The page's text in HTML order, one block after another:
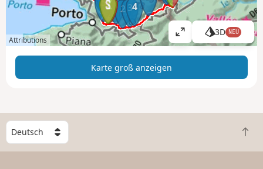
5 1234
Attributions
K
a
r
3D NEU
Karte groß anzeigen
W
ä
h
Z
u